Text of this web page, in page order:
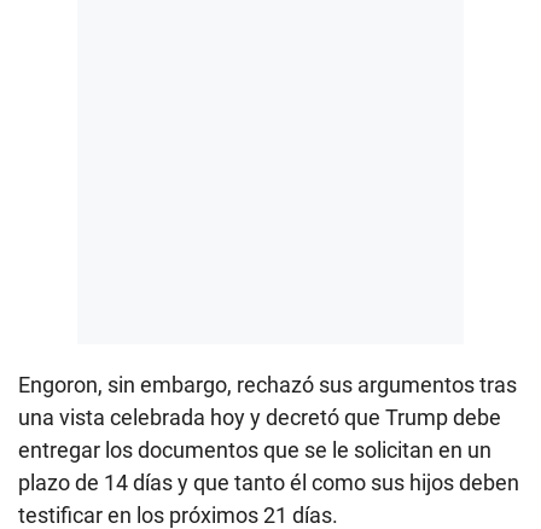
Engoron, sin embargo, rechazó sus argumentos tras
una vista celebrada hoy y decretó que Trump debe
entregar los documentos que se le solicitan en un
plazo de 14 días y que tanto él como sus hijos deben
testificar en los próximos 21 días.